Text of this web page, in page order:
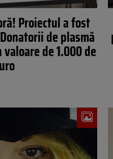
Proiectul a fost
de plasmă
de 1.000 de